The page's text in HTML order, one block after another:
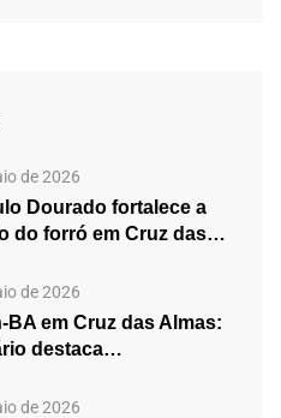
de 2026
Dourado fortalece a
do forró em Cruz das…
de 2026
BA em Cruz das Almas:
destaca
de 2026